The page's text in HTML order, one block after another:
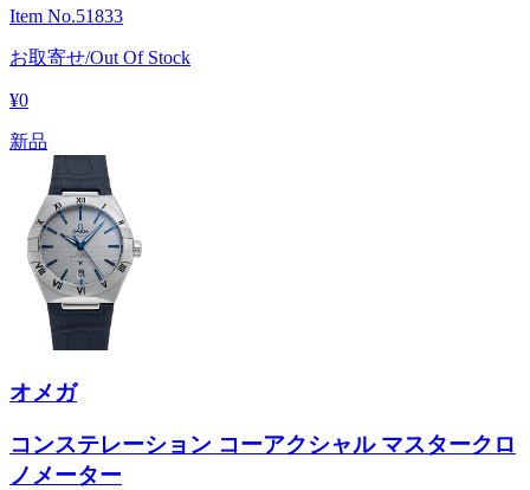
Item No.51833
お取寄せ/Out Of Stock
¥0
新品
オメガ
コンステレーション コーアクシャル マスタークロ
ノメーター